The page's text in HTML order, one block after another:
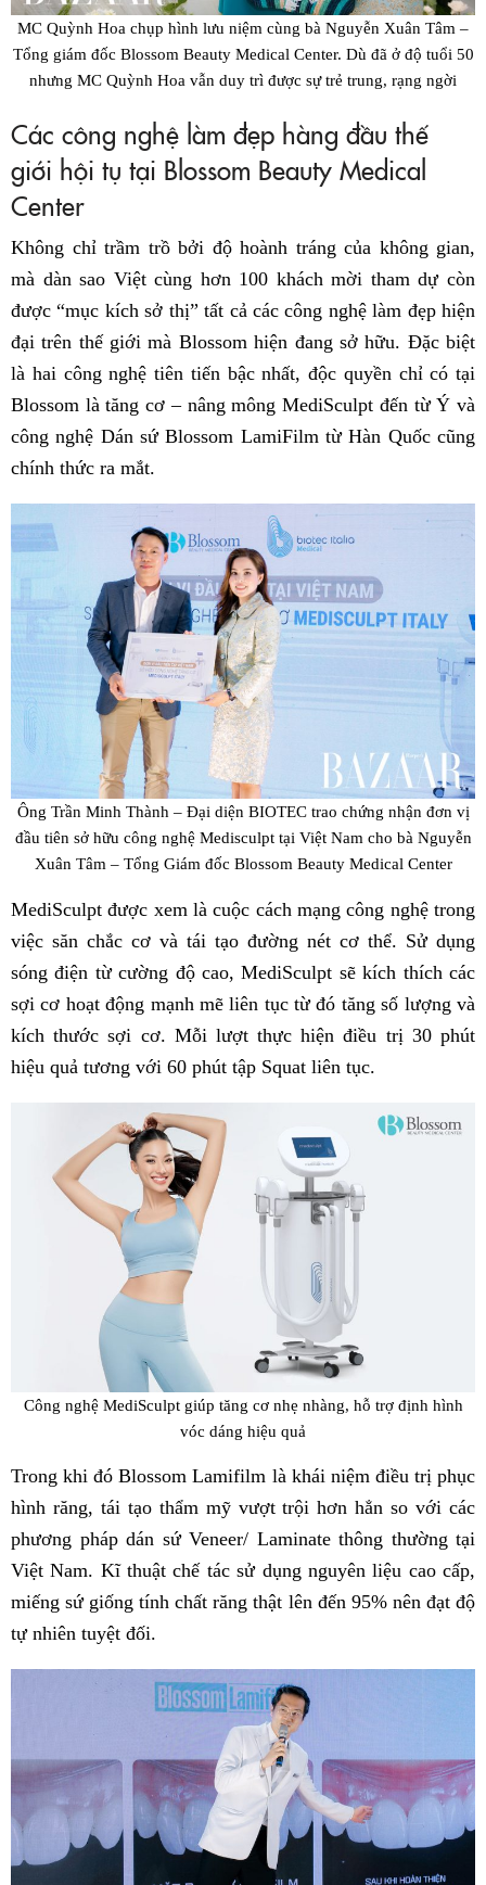
MC Quỳnh Hoa chụp hình lưu niệm cùng bà Nguyễn Xuân Tâm –
Tổng giám đốc Blossom Beauty Medical Center. Dù đã ở độ tuổi 50
nhưng MC Quỳnh Hoa vẫn duy trì được sự trẻ trung, rạng ngời
Các công nghệ làm đẹp hàng đầu thế
giới hội tụ tại Blossom Beauty Medical
Center
Không chỉ trầm trồ bởi độ hoành tráng của không gian,
mà dàn sao Việt cùng hơn 100 khách mời tham dự còn
được “mục kích sở thị” tất cả các công nghệ làm đẹp hiện
đại trên thế giới mà Blossom hiện đang sở hữu. Đặc biệt
là hai công nghệ tiên tiến bậc nhất, độc quyền chỉ có tại
Blossom là tăng cơ – nâng mông MediSculpt đến từ Ý và
công nghệ Dán sứ Blossom LamiFilm từ Hàn Quốc cũng
chính thức ra mắt.
Ông Trần Minh Thành – Đại diện BIOTEC trao chứng nhận đơn vị
đầu tiên sở hữu công nghệ Medisculpt tại Việt Nam cho bà Nguyễn
Xuân Tâm – Tổng Giám đốc Blossom Beauty Medical Center
MediSculpt được xem là cuộc cách mạng công nghệ trong
việc săn chắc cơ và tái tạo đường nét cơ thể. Sử dụng
sóng điện từ cường độ cao, MediSculpt sẽ kích thích các
sợi cơ hoạt động mạnh mẽ liên tục từ đó tăng số lượng và
kích thước sợi cơ. Mỗi lượt thực hiện điều trị 30 phút
hiệu quả tương với 60 phút tập Squat liên tục.
Công nghệ MediSculpt giúp tăng cơ nhẹ nhàng, hỗ trợ định hình
vóc dáng hiệu quả
Trong khi đó Blossom Lamifilm là khái niệm điều trị phục
hình răng, tái tạo thẩm mỹ vượt trội hơn hẳn so với các
phương pháp dán sứ Veneer/ Laminate thông thường tại
Việt Nam. Kĩ thuật chế tác sử dụng nguyên liệu cao cấp,
miếng sứ giống tính chất răng thật lên đến 95% nên đạt độ
tự nhiên tuyệt đối.